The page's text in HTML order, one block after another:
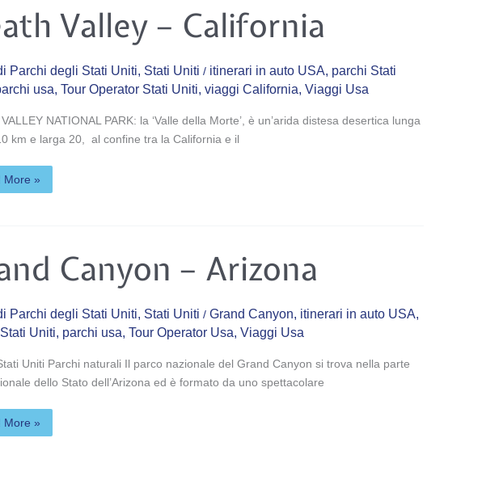
Valley – California
Parchi degli Stati Uniti, Stati Uniti / itinerari in auto USA, parchi Stati
usa, Tour Operator Stati Uniti, viaggi California, Viaggi Usa
NATIONAL PARK: la ‘Valle della Morte’, è un’arida distesa desertica lunga
km e larga 20, al confine tra la California e il
More »
Canyon – Arizona
Parchi degli Stati Uniti, Stati Uniti / Grand Canyon, itinerari in auto USA,
Uniti, parchi usa, Tour Operator Usa, Viaggi Usa
Uniti Parchi naturali Il parco nazionale del Grand Canyon si trova nella parte
dello Stato dell’Arizona ed è formato da uno spettacolare
More »